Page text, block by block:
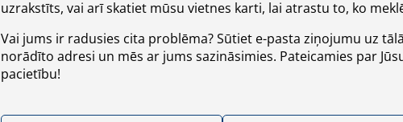
uzrakstīts, vai arī skatiet mūsu vietnes karti, lai atrastu to, ko
Vai jums ir radusies cita problēma? Sūtiet e-pasta ziņojumu uz
norādīto adresi un mēs ar jums sazināsimies. Pateicamies par
pacietību!